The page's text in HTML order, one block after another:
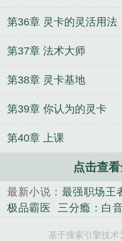
第36章 灵卡的灵活用法
第37章 法术大师
第38章 灵卡基地
第39章 你认为的灵卡
第40章 上课
点击查
最新小说： 最强职场王
极品霸医
三分瘾：白
基于搜索引擎技